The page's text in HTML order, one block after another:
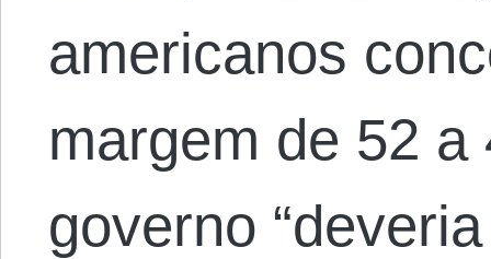
americanos
margem de 52
governo